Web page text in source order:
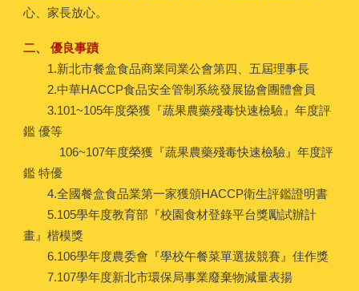
心、家長放心。
二、 優良事蹟
1.新北市餐盒食品商業同業公會第四、五屆理事長
2.中華HACCP食品安全管制系統發展協會團體會員
3.101~105年度榮獲『蔬果農藥殘毒快速檢驗』年度評
鑑 優等
106~107年度榮獲『蔬果農藥殘毒快速檢驗』年度評
鑑 特優
4.全國餐盒食品業第一家獲頒HACCP衛生評鑑證明書
5.105學年度教育部『校園食材登錄平台獎勵試辦計
畫』楷模獎
6.106學年度農委會『學校午餐菜單選拔競賽』佳作獎
7.107學年度新北市環保局事業廢棄物減量表揚